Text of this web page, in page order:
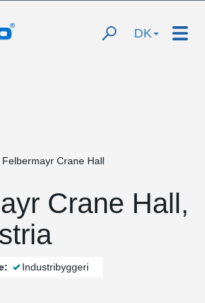
DK
Felbermayr Crane Hall
Crane Hall,
Industribyggeri